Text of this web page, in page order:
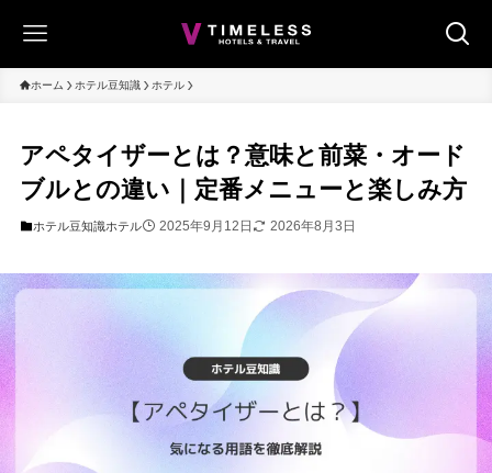
ホーム ホテル豆知識 ホテル
アペタイザーとは？意味と前菜・オード
ブルとの違い｜定番メニューと楽しみ方
ホテル豆知識ホテル 2025年9月12日 2026年8月3日